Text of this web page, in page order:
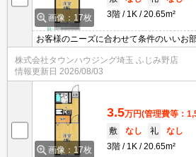
画像：17枚
3階
1K 20.65m²
お客様のニーズに合わせて条件のいいお
情報数No.1のタウンハウジングまで是非
株式会社タウンハウジング埼玉 ふじみ野店
情報更新日 2026/08/03
画像：17枚
3.5万円(管理費等：
敷
なし 礼
なし
3階
1K 20.65m²